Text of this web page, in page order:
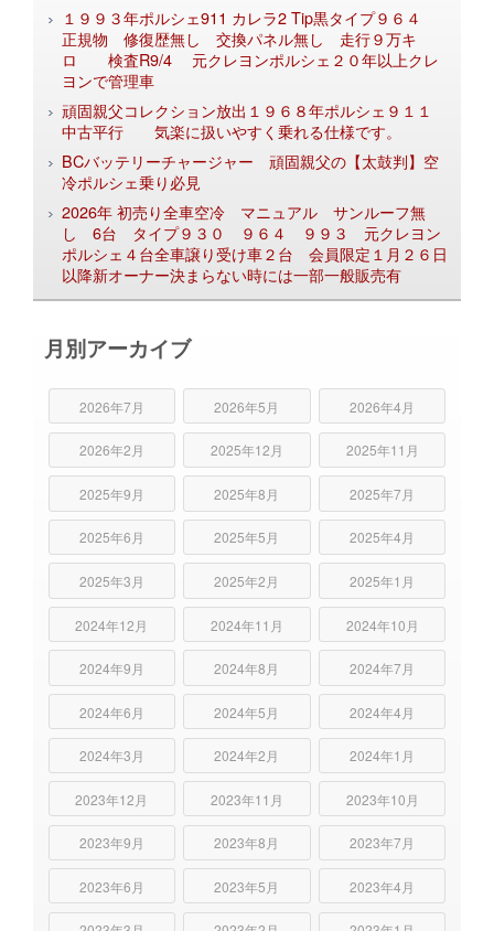
１９９３年ポルシェ911 カレラ2 Tip黒タイプ９６４
正規物 修復歴無し 交換パネル無し 走行９万キ
ロ 検査R9/4 元クレヨンポルシェ２０年以上クレ
ヨンで管理車
頑固親父コレクション放出１９６８年ポルシェ９１１
中古平行 気楽に扱いやすく乗れる仕様です。
BCバッテリーチャージャー 頑固親父の【太鼓判】空
冷ポルシェ乗り必見
2026年 初売り全車空冷 マニュアル サンルーフ無
し 6台 タイプ９３０ ９６４ ９９３ 元クレヨン
ポルシェ４台全車譲り受け車２台 会員限定１月２６日
以降新オーナー決まらない時には一部一般販売有
月別アーカイブ
2026年7月 2026年5月 2026年4月
2026年2月 2025年12月 2025年11月
2025年9月 2025年8月 2025年7月
2025年6月 2025年5月 2025年4月
2025年3月 2025年2月 2025年1月
2024年12月 2024年11月 2024年10月
2024年9月 2024年8月 2024年7月
2024年6月 2024年5月 2024年4月
2024年3月 2024年2月 2024年1月
2023年12月 2023年11月 2023年10月
2023年9月 2023年8月 2023年7月
2023年6月 2023年5月 2023年4月